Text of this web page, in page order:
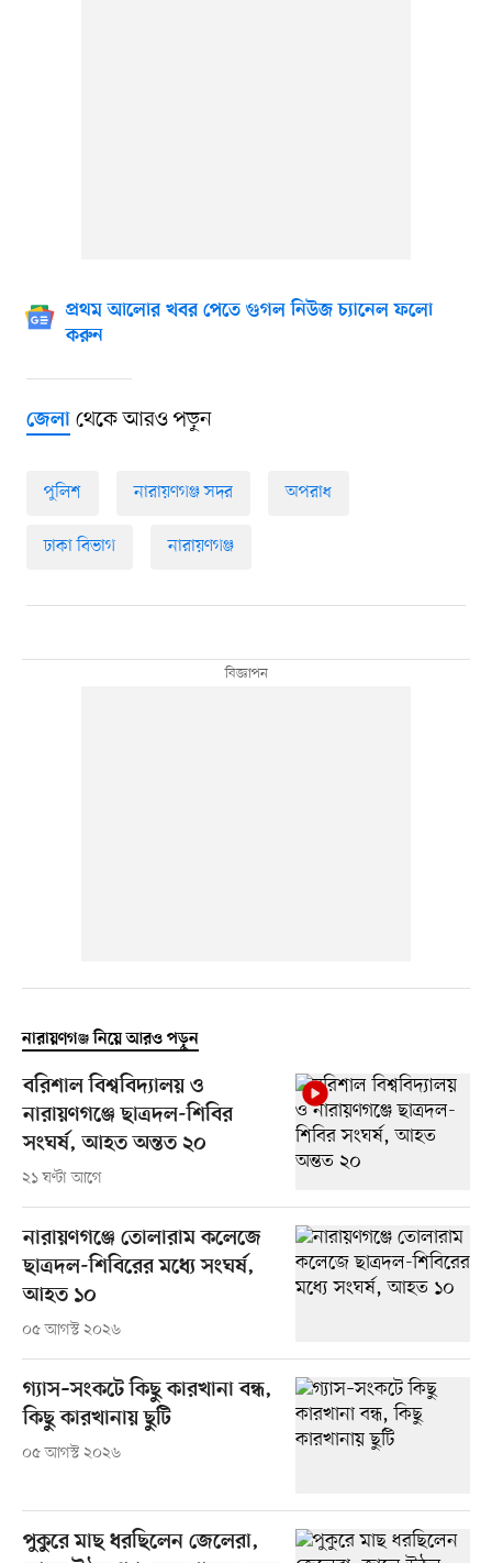
প্রথম আলোর খবর পেতে গুগল নিউজ চ্যানেল ফলো
করুন
জেলাথেকে আরও পড়ুন
পুলিশ নারায়ণগঞ্জ সদর অপরাধ
ঢাকা বিভাগ নারায়ণগঞ্জ
নারায়ণগঞ্জ নিয়ে আরও পড়ুন
বরিশাল বিশ্ববিদ্যালয় ও
নারায়ণগঞ্জে ছাত্রদল-শিবির
সংঘর্ষ, আহত অন্তত ২০
২১ ঘণ্টা আগে
নারায়ণগঞ্জে তোলারাম কলেজে
ছাত্রদল-শিবিরের মধ্যে সংঘর্ষ,
আহত ১০
০৫ আগস্ট ২০২৬
গ্যাস–সংকটে কিছু কারখানা বন্ধ,
কিছু কারখানায় ছুটি
০৫ আগস্ট ২০২৬
পুকুরে মাছ ধরছিলেন জেলেরা,